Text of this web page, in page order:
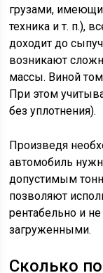
грузами,
техника и т. п.),
доходит до
возникают
массы. Виной
При этом
без уплотнения).
Произведя
автомобиль
допустимым
позволяют
рентабельно и
загруженными.
Сколько